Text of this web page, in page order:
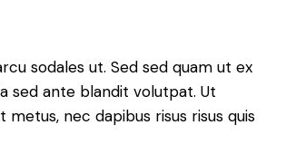
sodales ut. Sed sed quam ut ex
sed ante blandit volutpat. Ut
nec dapibus risus risus quis